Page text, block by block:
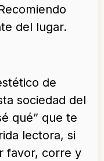
del lugar.
de
sociedad del
qué” que te
lectora, si
favor, corre y